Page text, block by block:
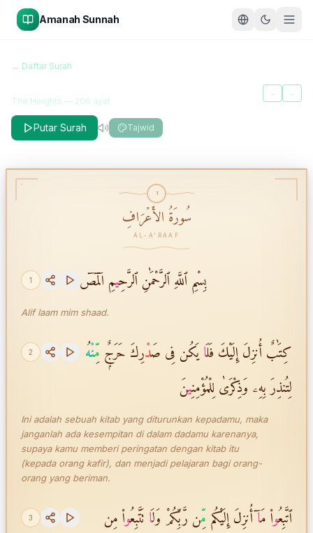
Amanah Sunnah
← Daftar Surah
The Heights — 206 ayat
← →
Putar Surah Tajwid
1
سُورَةُ الأَعۡرَافِ
AL-A'RAAF
بِسْمِ ٱللَّهِ ٱلرَّحْمَٰنِ ٱلرَّحِيمِ الٓمٓصٓ 1
Alif laam mim shaad.
كِتَٰبٌ أُنزِلَ إِلَيْكَ فَلَايَكُن فِى صَدْرِكَ حَرَجٌۭ مّنْه
لِتُنذِرَ بِهِۦ وَذِكْرَىٰ لِلْمُؤْمِنِينَ
2
Ini adalah sebuah kitab yang diturunkan kepadamu, maka
janganlah ada kesempitan di dalam dadamu karenanya,
supaya kamu memberi peringatan dengan kitab itu
(kepada orang kafir), dan menjadi pelajaran bagi orang-
orang yang beriman.
ٱتَّبِعُوا۟ مَآ أُنزِلَ إِلَيْكُم مِّن رَّبِّكُمْ وَلَا تَتَّبِعُوا۟ مِن
3